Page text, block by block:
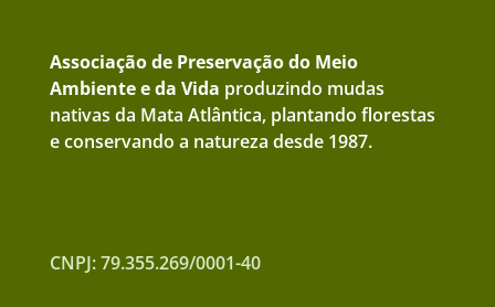
Associação de Preservação do Meio
Ambiente e da Vida produzindo mudas
nativas da Mata Atlântica, plantando florestas
e conservando a natureza desde 1987.
CNPJ: 79.355.269/0001-40